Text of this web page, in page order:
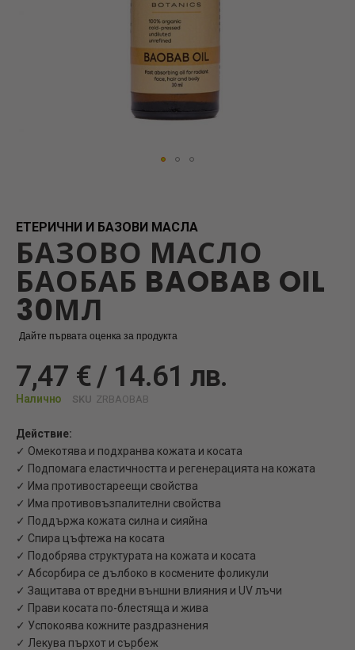
beginning
of
the
images
gallery
ЕТЕРИЧНИ И БАЗОВИ МАСЛА
БАЗОВО МАСЛО
БАОБАБ BAOBAB OIL
30МЛ
Дайте първата оценка за продукта
7,47 € / 14.61 лв.
Налично SKU ZRBAOBAB
Действие:
✓ Омекотява и подхранва кожата и косата
✓ Подпомага еластичността и регенерацията на кожата
✓ Има противостареещи свойства
✓ Има противовъзпалителни свойства
✓ Поддържа кожата силна и сияйна
✓ Спира цъфтежа на косата
✓ Подобрява структурата на кожата и косата
✓ Абсорбира се дълбоко в космените фоликули
✓ Защитава от вредни външни влияния и UV лъчи
✓ Прави косата по-блестяща и жива
✓ Успокоява кожните раздразнения
✓ Лекува пърхот и сърбеж